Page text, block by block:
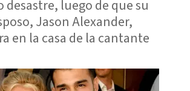
desastre, luego de que su
Jason Alexander,
en la casa de la cantante